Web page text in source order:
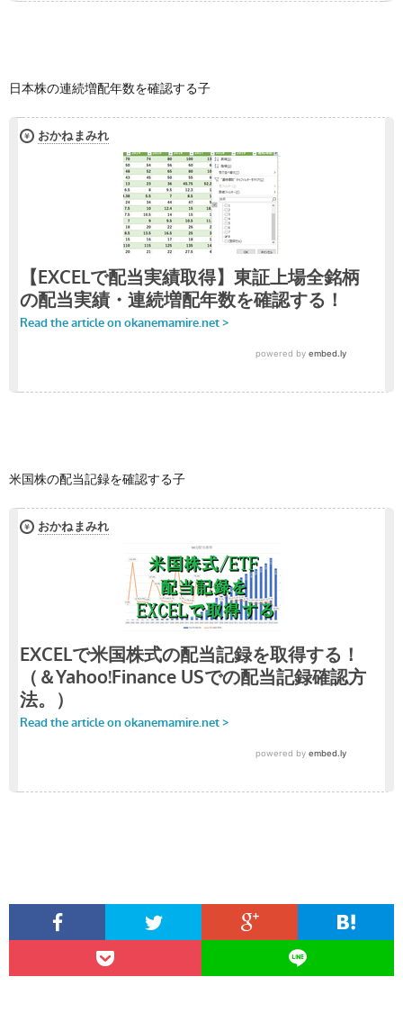
日本株の連続増配年数を確認する子
米国株の配当記録を確認する子